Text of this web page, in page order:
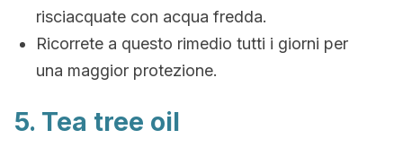
risciacquate con acqua fredda.
Ricorrete a questo rimedio tutti i giorni per
una maggior protezione.
5. Tea tree oil